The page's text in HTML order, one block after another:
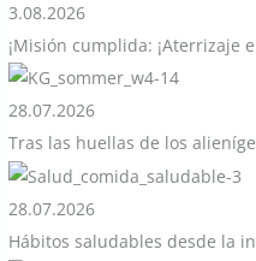
3.08.2026
¡Misión cumplida: ¡Aterrizaje
28.07.2026
Tras las huellas de los
28.07.2026
Hábitos saludables desde la